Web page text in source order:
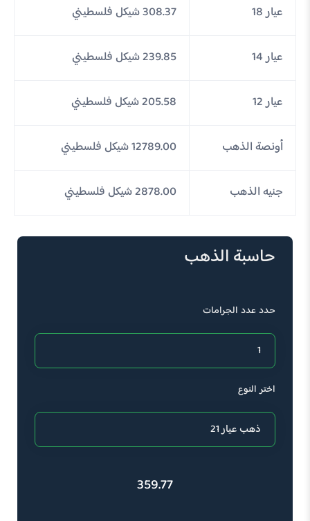
عيار 18 308.37 شيكل فلسطيني
عيار 14 239.85 شيكل فلسطيني
عيار 12 205.58 شيكل فلسطيني
أونصة الذهب 12789.00 شيكل فلسطيني
جنيه الذهب 2878.00 شيكل فلسطيني
حاسبة الذهب
حدد عدد الجرامات
اختر النوع
359.77